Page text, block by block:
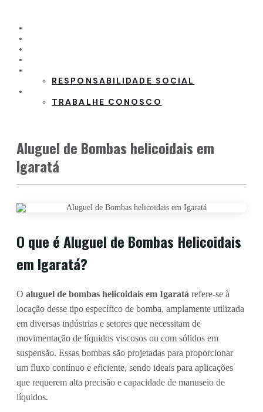
RESPONSABILIDADE SOCIAL
TRABALHE CONOSCO
Aluguel de Bombas helicoidais em
Igaratá
O que é Aluguel de Bombas Helicoidais
em Igaratá?
O aluguel de bombas helicoidais em Igaratá refere-se à
locação desse tipo específico de bomba, amplamente utilizada
em diversas indústrias e setores que necessitam de
movimentação de líquidos viscosos ou com sólidos em
suspensão. Essas bombas são projetadas para proporcionar
um fluxo contínuo e eficiente, sendo ideais para aplicações
que requerem alta precisão e capacidade de manuseio de
líquidos.